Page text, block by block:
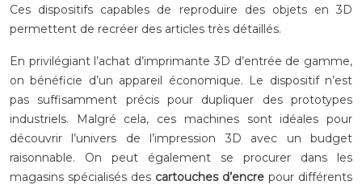
Ces dispositifs capables de reproduire des objets en 3D
permettent de recréer des articles très détaillés.
En privilégiant l’achat d’imprimante 3D d’entrée de gamme,
on bénéficie d’un appareil économique. Le dispositif n’est
pas suffisamment précis pour dupliquer des prototypes
industriels. Malgré cela, ces machines sont idéales pour
découvrir l’univers de l’impression 3D avec un budget
raisonnable. On peut également se procurer dans les
magasins spécialisés des cartouches d’encre pour différents